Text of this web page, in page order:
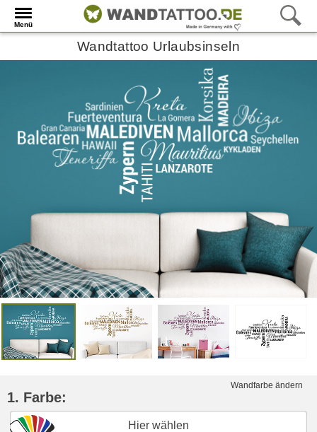
Menü
Wandtattoo Urlaubsinseln
Wandfarbe ändern
1. Farbe:
Hier wählen